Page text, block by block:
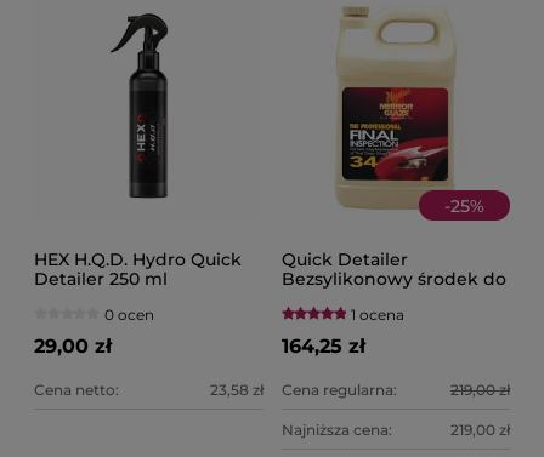
HEX H.Q.D. Hydro Quick
Detailer 250 ml
0 ocen
29,00 zł
Cena netto: 23,58 zł
-25%
Quick Detailer
Bezsylikonowy środek do
zabrudzeń i poprawy
połysku Final Inspection
3,78 l MEGUIAR'S
1 ocena
164,25 zł
Cena regularna: 219,00 zł
Najniższa cena: 219,00 zł